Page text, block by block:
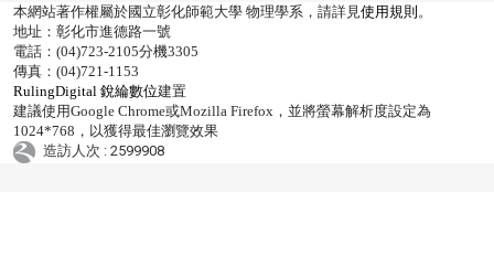
本網站著作權屬於國立彰化師範大學 物理學系，請詳見使用規則 。
地址：彰化市進德路一號
電話：(04)723-2105分機3305
傳真：(04)721-1153
RulingDigital 銳綸數位建置
建議使用Google Chrome或Mozilla Firefox，並將螢幕解析度設定為
1024*768，以獲得最佳瀏覽效果
造訪人次 : 2599908